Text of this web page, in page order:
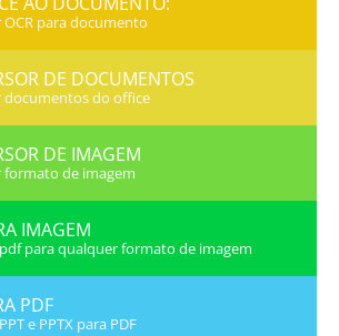
para documento
DE DOCUMENTOS
documentos do office
DE IMAGEM
formato de imagem
IMAGEM
para qualquer formato de imagem
PDF
e PPTX para PDF